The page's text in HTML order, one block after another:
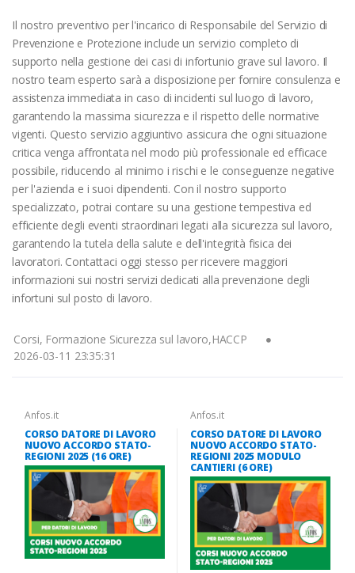
Il nostro preventivo per l'incarico di Responsabile del Servizio di
Prevenzione e Protezione include un servizio completo di
supporto nella gestione dei casi di infortunio grave sul lavoro. Il
nostro team esperto sarà a disposizione per fornire consulenza e
assistenza immediata in caso di incidenti sul luogo di lavoro,
garantendo la massima sicurezza e il rispetto delle normative
vigenti. Questo servizio aggiuntivo assicura che ogni situazione
critica venga affrontata nel modo più professionale ed efficace
possibile, riducendo al minimo i rischi e le conseguenze negative
per l'azienda e i suoi dipendenti. Con il nostro supporto
specializzato, potrai contare su una gestione tempestiva ed
efficiente degli eventi straordinari legati alla sicurezza sul lavoro,
garantendo la tutela della salute e dell'integrità fisica dei
lavoratori. Contattaci oggi stesso per ricevere maggiori
informazioni sui nostri servizi dedicati alla prevenzione degli
infortuni sul posto di lavoro.
Corsi, Formazione Sicurezza sul lavoro,HACCP
2026-03-11 23:35:31
Anfos.it
CORSO DATORE DI LAVORO
NUOVO ACCORDO STATO-
REGIONI 2025 (16 ORE)
Anfos.it
CORSO DATORE DI LAVORO
NUOVO ACCORDO STATO-
REGIONI 2025 MODULO
CANTIERI (6 ORE)